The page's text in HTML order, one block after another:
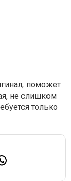
поможет
не слишком
только